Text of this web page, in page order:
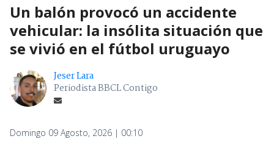
Un balón provocó un accidente
vehicular: la insólita situación que
se vivió en el fútbol uruguayo
Jeser Lara
Periodista BBCL Contigo
Domingo 09 Agosto, 2026 | 00:10